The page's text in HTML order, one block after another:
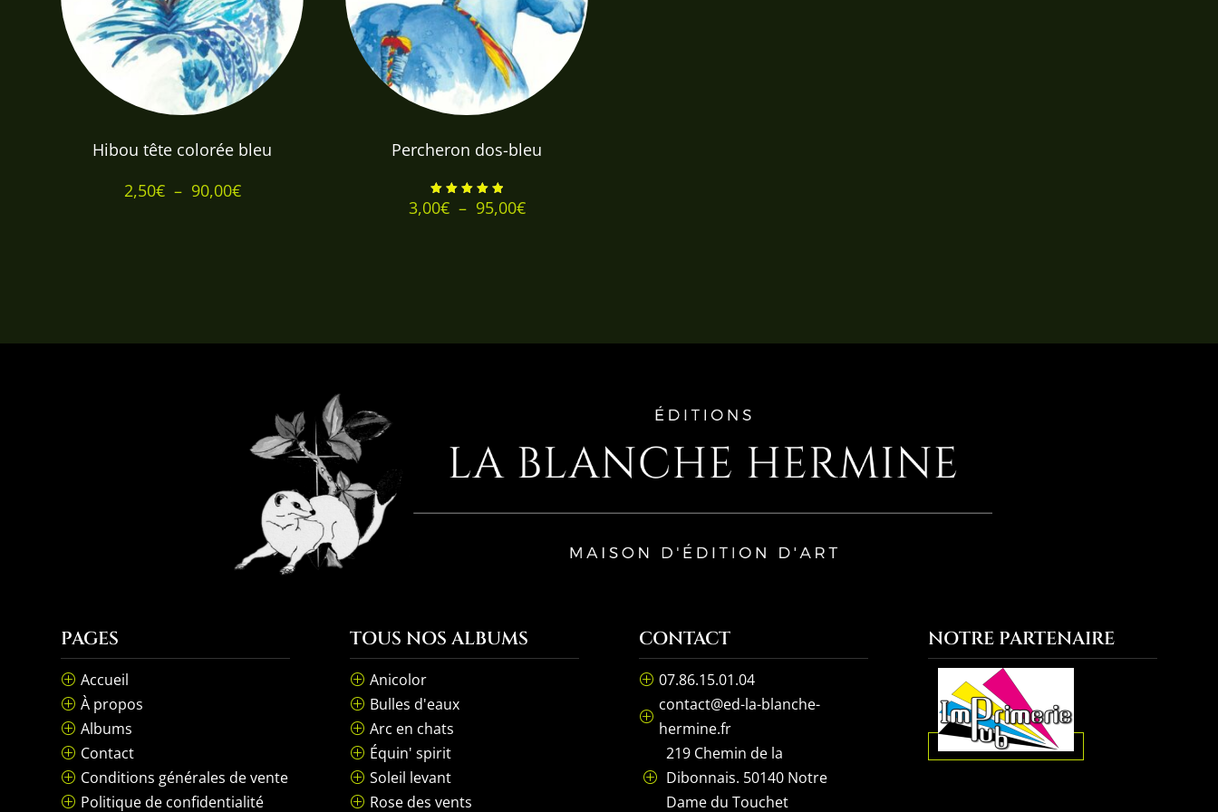
Hibou tête colorée bleu
2,50€ – 90,00€Plage
Percheron dos-bleu
Note
5.00
3,00€ – 95,00€Plage
PAGES
P Accueil
P À propos
P Albums
P Contact
P Conditions générales de vente
P Politique de confidentialité
TOUS NOS ALBUMS
P Anicolor
P Bulles d'eaux
P Arc en chats
P Équin' spirit
P Soleil levant
P Rose des vents
CONTACT
P 07.86.15.01.04
P
contact@ed-la-blanche-
hermine.fr
P
219 Chemin de la
Dibonnais. 50140 Notre
Dame du Touchet
NOTRE PARTENAIRE